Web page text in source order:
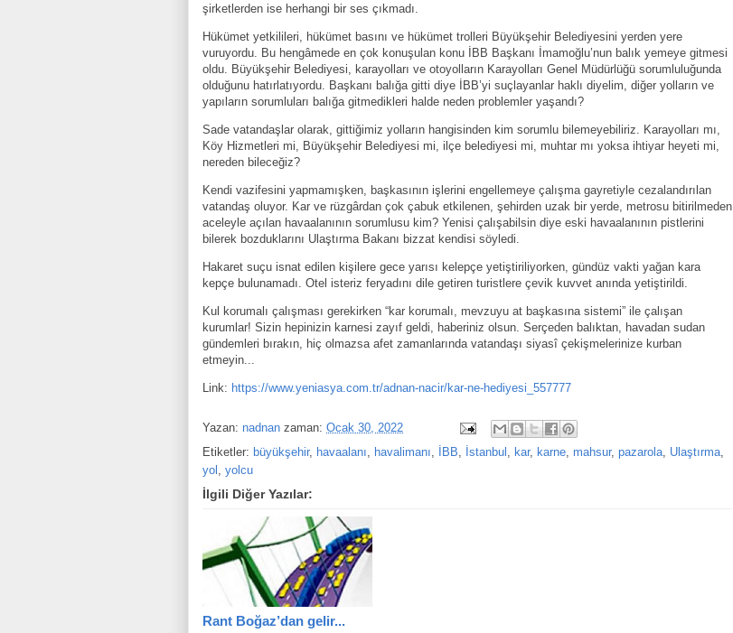
şirketlerden ise herhangi bir ses çıkmadı.
Hükümet yetkilileri, hükümet basını ve hükümet trolleri Büyükşehir Belediyesini yerden yere
vuruyordu. Bu hengâmede en çok konuşulan konu İBB Başkanı İmamoğlu’nun balık yemeye gitmesi
oldu. Büyükşehir Belediyesi, karayolları ve otoyolların Karayolları Genel Müdürlüğü sorumluluğunda
olduğunu hatırlatıyordu. Başkanı balığa gitti diye İBB’yi suçlayanlar haklı diyelim, diğer yolların ve
yapıların sorumluları balığa gitmedikleri halde neden problemler yaşandı?
Sade vatandaşlar olarak, gittiğimiz yolların hangisinden kim sorumlu bilemeyebiliriz. Karayolları mı,
Köy Hizmetleri mi, Büyükşehir Belediyesi mi, ilçe belediyesi mi, muhtar mı yoksa ihtiyar heyeti mi,
nereden bileceğiz?
Kendi vazifesini yapmamışken, başkasının işlerini engellemeye çalışma gayretiyle cezalandırılan
vatandaş oluyor. Kar ve rüzgârdan çok çabuk etkilenen, şehirden uzak bir yerde, metrosu bitirilmeden
aceleyle açılan havaalanının sorumlusu kim? Yenisi çalışabilsin diye eski havaalanının pistlerini
bilerek bozduklarını Ulaştırma Bakanı bizzat kendisi söyledi.
Hakaret suçu isnat edilen kişilere gece yarısı kelepçe yetiştiriliyorken, gündüz vakti yağan kara
kepçe bulunamadı. Otel isteriz feryadını dile getiren turistlere çevik kuvvet anında yetiştirildi.
Kul korumalı çalışması gerekirken “kar korumalı, mevzuyu at başkasına sistemi” ile çalışan
kurumlar! Sizin hepinizin karnesi zayıf geldi, haberiniz olsun. Serçeden balıktan, havadan sudan
gündemleri bırakın, hiç olmazsa afet zamanlarında vatandaşı siyasî çekişmelerinize kurban
etmeyin...
Link: https://www.yeniasya.com.tr/adnan-nacir/kar-ne-hediyesi_557777
Yazan: nadnan zaman: Ocak 30, 2022
Etiketler: büyükşehir, havaalanı havalimanı İBB İstanbul kar, karne mahsur, pazarola Ulaştırma
yol
yolcu
İlgili Diğer Yazılar:
Rant Boğaz’dan gelir...